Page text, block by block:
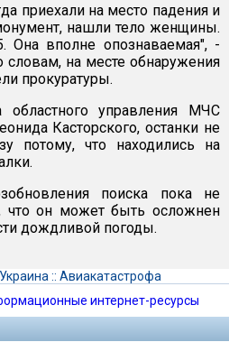
приехали на место падения и
нашли тело женщины.
Она вполне опознаваемая", -
словам, на месте обнаружения
прокуратуры.
областного управления МЧС
Касторского, останки не
потому, что находились на
поиска пока не
что он может быть осложнен
дождливой погоды.
Украина :: Авиакатастрофа
интернет-ресурсы